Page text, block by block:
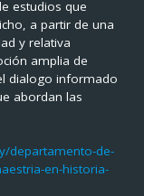
estudios que
a partir de una
y relativa
amplia de
dialogo informado
abordan las
departamento-de-
en-historia-